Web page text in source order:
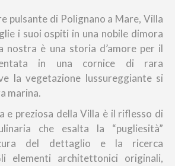
pulsante di Polignano a Mare, Villa
i suoi ospiti in una nobile dimora
nostra è una storia d’amore per il
in una cornice di rara
la vegetazione lussureggiante si
marina.
e preziosa della Villa è il riflesso di
che esalta la “pugliesità”
del dettaglio e la ricerca
elementi architettonici originali,